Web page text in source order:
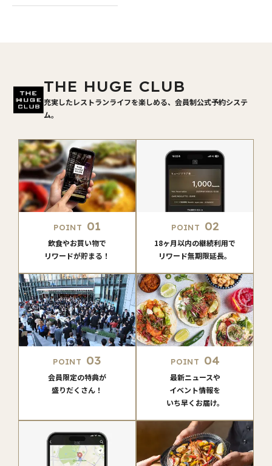
THE HUGE CLUB
充実したレストランライフを楽しめる、会員制公式予約システ
ム。
POINT 01
飲食やお買い物で
リワードが貯まる！
POINT 02
18ヶ月以内の継続利用で
リワード無期限延長。
POINT 03
会員限定の特典が
盛りだくさん！
POINT 04
最新ニュースや
イベント情報を
いち早くお届け。